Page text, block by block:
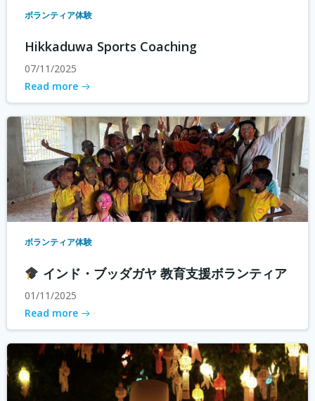
ボランティア体験
Hikkaduwa Sports Coaching
07/11/2025
Read more
ボランティア体験
インド・ブッダガヤ 教育支援ボランティア
01/11/2025
Read more